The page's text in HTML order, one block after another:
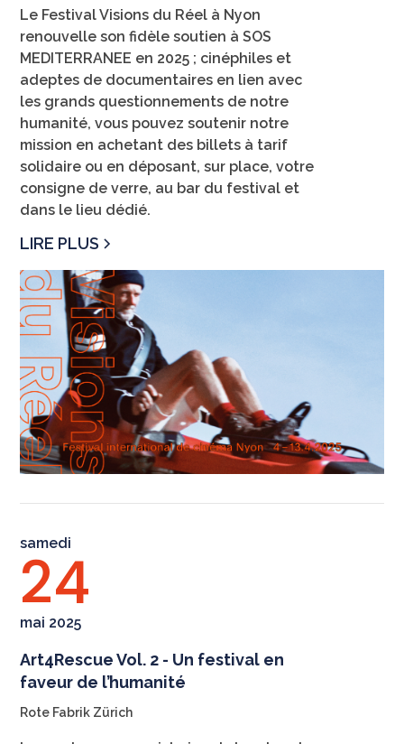
Le Festival Visions du Réel à Nyon
renouvelle son fidèle soutien à SOS
MEDITERRANEE en 2025 ; cinéphiles et
adeptes de documentaires en lien avec
les grands questionnements de notre
humanité, vous pouvez soutenir notre
mission en achetant des billets à tarif
solidaire ou en déposant, sur place, votre
consigne de verre, au bar du festival et
dans le lieu dédié.
LIRE PLUS
samedi
24
mai 2025
Art4Rescue Vol. 2 - Un festival en
faveur de l’humanité
Rote Fabrik Zürich